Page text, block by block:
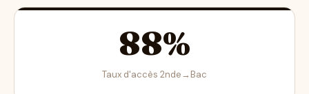
88%
Taux d'accès 2nde→Bac